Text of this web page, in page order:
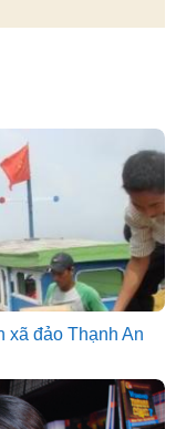
xã đảo Thạnh An